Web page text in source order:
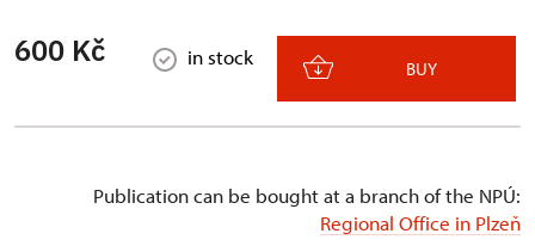
600 Kč in stock BUY
Publication can be bought at a branch of the NPÚ:
Regional Office in Plzeň